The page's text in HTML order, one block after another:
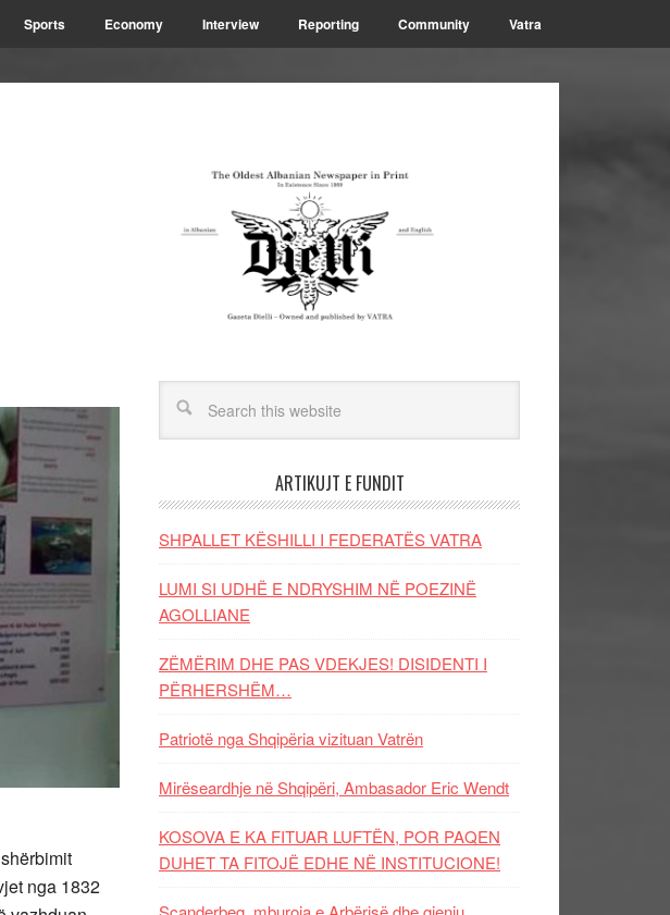
Sports Economy Interview Reporting Community Vatra
nga 1832
ARTIKUJT E FUNDIT
SHPALLET KËSHILLI I FEDERATËS VATRA
LUMI SI UDHË E NDRYSHIM NË POEZINË
AGOLLIANE
ZËMËRIM DHE PAS VDEKJES! DISIDENTI I
PËRHERSHËM…
Patriotë nga Shqipëria vizituan Vatrën
Mirëseardhje në Shqipëri, Ambasador Eric Wendt
KOSOVA E KA FITUAR LUFTËN, POR PAQEN
DUHET TA FITOJË EDHE NË INSTITUCIONE!